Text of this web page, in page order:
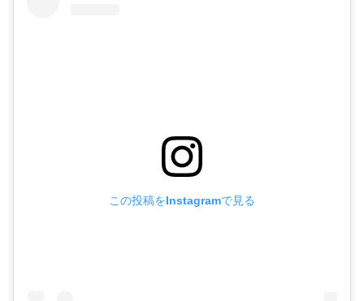
この投稿をInstagramで見る